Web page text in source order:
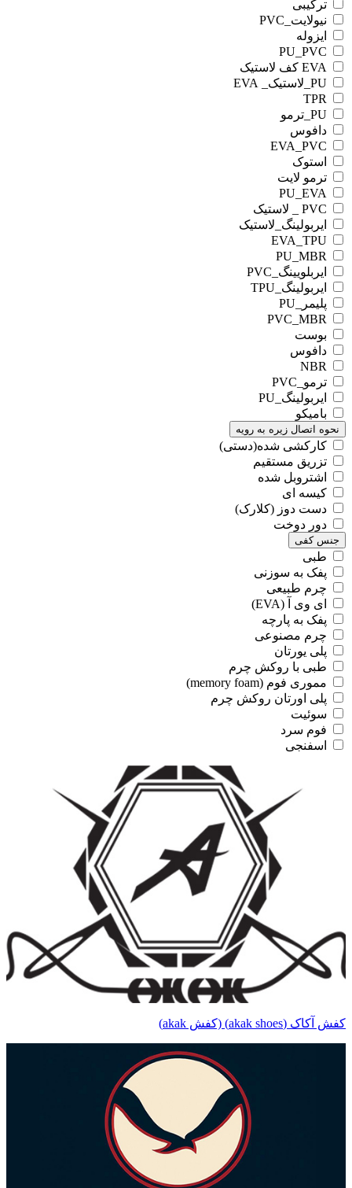
ترکیبی
نیولایت_PVC
ایزوله
PU_PVC
EVA کف لاستیک
PU_لاستیک_ EVA
TPR
PU_ترمو
دافوس
EVA_PVC
استوک
ترمو لایت
PU_EVA
PVC _ لاستیک
ایربولینگ_لاستیک
EVA_TPU
PU_MBR
ایربلویینگ_PVC
ایربولینگ_TPU
پلیمر_PU
PVC_MBR
بوست
دافوس
NBR
ترمو_PVC
ایربولینگ_PU
بامیکو
نحوه اتصال زیره به رویه
کارکشی شده(دستی)
تزریق مستقیم
اشتروبل شده
کیسه ای
دست دوز (کلارک)
دور دوخت
جنس کفی
طبی
پفک به سوزنی
چرم طبیعی
ای وی آ (EVA)
پفک به پارچه
چرم مصنوعی
پلی یورتان
طبی با روکش چرم
مموری فوم (memory foam)
پلی اورتان روکش چرم
سوئیت
فوم سرد
اسفنجی
کفش آکاک (akak shoes) (کفش akak)